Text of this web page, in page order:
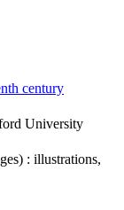
century
University
: illustrations,